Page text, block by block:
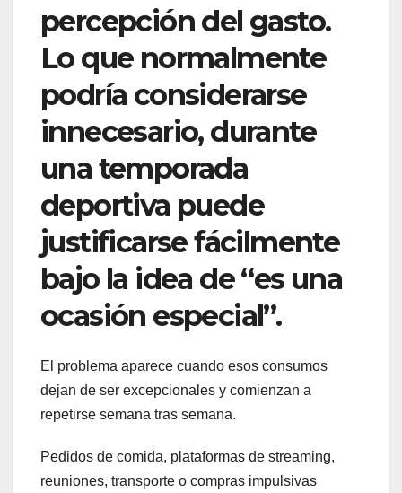
percepción del gasto.
Lo que normalmente
podría considerarse
innecesario, durante
una temporada
deportiva puede
justificarse fácilmente
bajo la idea de “es una
ocasión especial”.
El problema aparece cuando esos consumos
dejan de ser excepcionales y comienzan a
repetirse semana tras semana.
Pedidos de comida, plataformas de streaming,
reuniones, transporte o compras impulsivas